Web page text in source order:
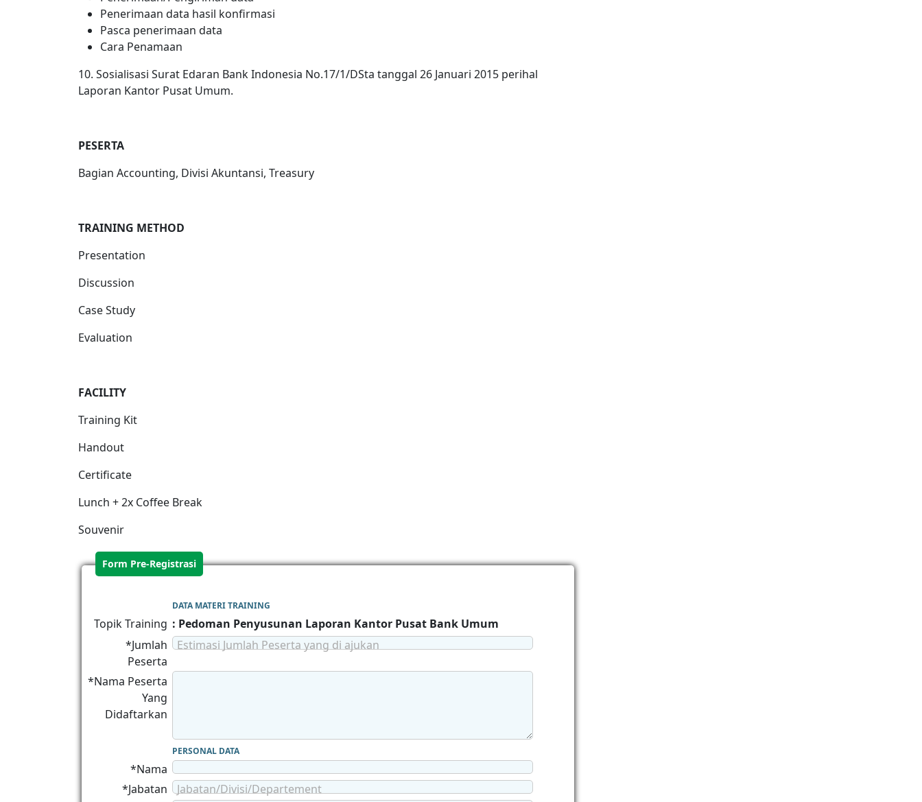
Penerimaan data hasil konfirmasi
Pasca penerimaan data
Cara Penamaan
10. Sosialisasi Surat Edaran Bank Indonesia No.17/1/DSta tanggal 26 Januari 2015 perihal
Laporan Kantor Pusat Umum.
PESERTA
Bagian Accounting, Divisi Akuntansi, Treasury
TRAINING METHOD
Presentation
Discussion
Case Study
Evaluation
FACILITY
Training Kit
Handout
Certificate
Lunch + 2x Coffee Break
Souvenir
Form Pre-Registrasi
DATA MATERI TRAINING
Topik Training : Pedoman Penyusunan Laporan Kantor Pusat Bank Umum
*Jumlah
Peserta
Estimasi Jumlah Peserta yang di ajukan
*Nama Peserta
Yang
Didaftarkan
PERSONAL DATA
*Nama
*Jabatan
Jabatan/Divisi/Departement